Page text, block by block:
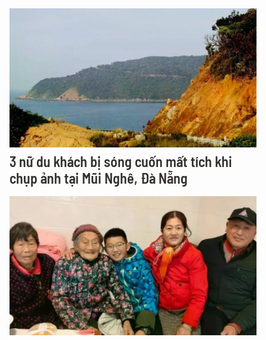
3 nữ du khách bị sóng cuốn mất tích khi
chụp ảnh tại Mũi Nghê, Đà Nẵng